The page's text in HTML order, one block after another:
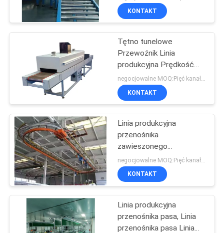
Plastikowe złącza
rurowe
Rura stalowa
pokryta tworzywem
sztucznym
36
przenośników rolkowych
KONTAKT
Tętno tunelowe
Przewoźnik Linia
produkcyjna Prędkość
regulowana Ciągła praca
Wysoka stabilność
KONTAKT
Linia produkcyjna
przenośnika
zawieszonego
Trójwymiarowy system
ciągłego przenoszenia w
przestrzeni zamkniętej
KONTAKT
Linia produkcyjna
przenośnika pasa, Linia
przenośnika pasa Linia